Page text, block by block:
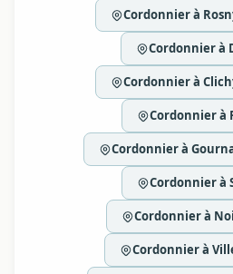
Cordonnier à
Cordonnier à
Cordonnier à
Cordonnier à
Cordonnier à
Cordonnier à
Cordonnier à
Cordonnier à